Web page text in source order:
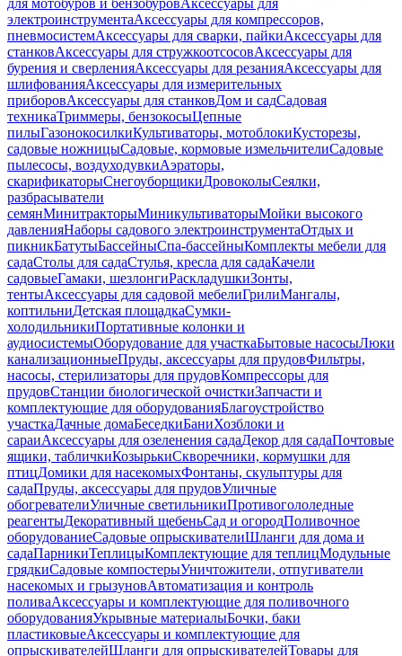
для мотобуров и бензобуровАксессуары для
электроинструментаАксессуары для компрессоров,
пневмосистемАксессуары для сварки, пайкиАксессуары для
станковАксессуары для стружкоотсосовАксессуары для
бурения и сверленияАксессуары для резанияАксессуары для
шлифованияАксессуары для измерительных
приборовАксессуары для станковДом и садСадовая
техникаТриммеры, бензокосыЦепные
пилыГазонокосилкиКультиваторы, мотоблокиКусторезы,
садовые ножницыСадовые, кормовые измельчителиСадовые
пылесосы, воздуходувкиАэраторы,
скарификаторыСнегоуборщикиДровоколыСеялки,
разбрасыватели
семянМинитракторыМиникультиваторыМойки высокого
давленияНаборы садового электроинструментаОтдых и
пикникБатутыБассейныСпа-бассейныКомплекты мебели для
садаСтолы для садаСтулья, кресла для садаКачели
садовыеГамаки, шезлонгиРаскладушкиЗонты,
тентыАксессуары для садовой мебелиГрилиМангалы,
коптильниДетская площадкаСумки-
холодильникиПортативные колонки и
аудиосистемыОборудование для участкаБытовые насосыЛюки
канализационныеПруды, аксессуары для прудовФильтры,
насосы, стерилизаторы для прудовКомпрессоры для
прудовСтанции биологической очисткиЗапчасти и
комплектующие для оборудованияБлагоустройство
участкаДачные домаБеседкиБаниХозблоки и
сараиАксессуары для озеленения садаДекор для садаПочтовые
ящики, табличкиКозырькиСкворечники, кормушки для
птицДомики для насекомыхФонтаны, скульптуры для
садаПруды, аксессуары для прудовУличные
обогревателиУличные светильникиПротивогололедные
реагентыДекоративный щебеньСад и огородПоливочное
оборудованиеСадовые опрыскивателиШланги для дома и
садаПарникиТеплицыКомплектующие для теплицМодульные
грядкиСадовые компостерыУничтожители, отпугиватели
насекомых и грызуновАвтоматизация и контроль
поливаАксессуары и комплектующие для поливочного
оборудованияУкрывные материалыБочки, баки
пластиковыеАксессуары и комплектующие для
опрыскивателейШланги для опрыскивателейТовары для